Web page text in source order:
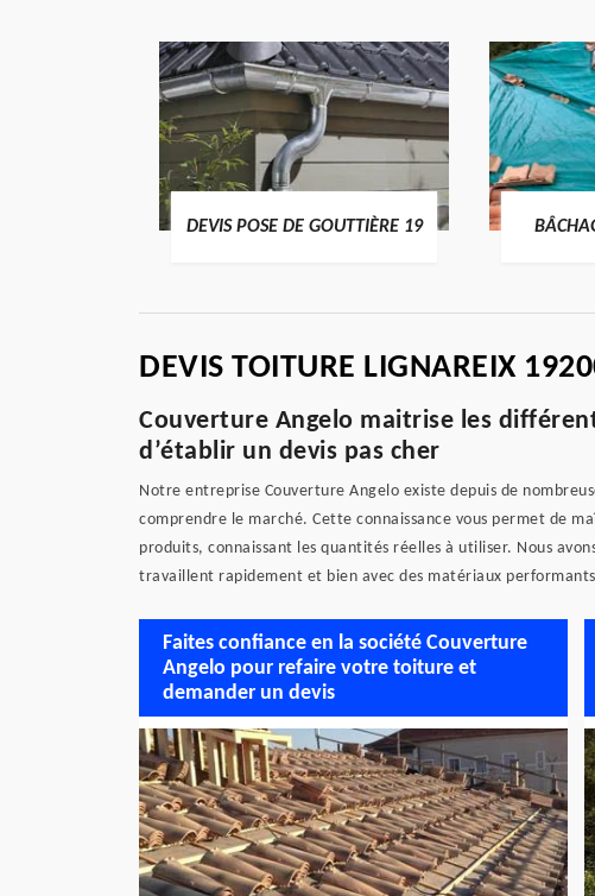
DEVIS POSE DE GOUTTIÈRE 19
DEVIS TOITURE LIGNAREIX
Couverture Angelo maitrise les
d’établir un devis pas cher
Notre entreprise Couverture Angelo existe depuis de
comprendre le marché. Cette connaissance vous permet de
produits, connaissant les quantités réelles à utiliser. Nous
travaillent rapidement et bien avec des matériaux
Faites confiance en la société Couverture
Angelo pour refaire votre toiture et
demander un devis